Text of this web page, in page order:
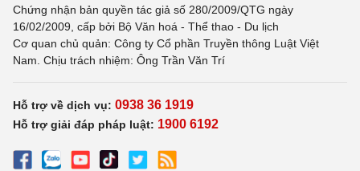
Chứng nhận bản quyền tác giả số 280/2009/QTG ngày
16/02/2009, cấp bởi Bộ Văn hoá - Thể thao - Du lịch
Cơ quan chủ quản: Công ty Cổ phần Truyền thông Luật Việt
Nam. Chịu trách nhiệm: Ông Trần Văn Trí
Hỗ trợ về dịch vụ: 0938 36 1919
Hỗ trợ giải đáp pháp luật: 1900 6192